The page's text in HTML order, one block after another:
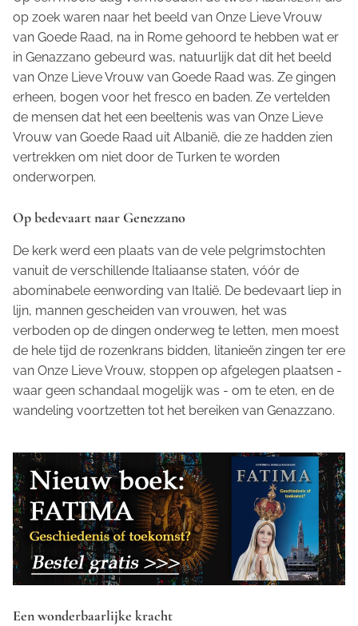
op zoek waren naar het beeld van Onze Lieve Vrouw
van Goede Raad, na in Rome gehoord te hebben wat er
in Genazzano gebeurd was, natuurlijk dat dit het beeld
van Onze Lieve Vrouw van Goede Raad was. Ze gingen
erheen, bogen voor het fresco en baden. Ze vertelden
de mensen dat het een beeltenis was van Onze Lieve
Vrouw van Goede Raad uit Albanië, die ze hadden zien
vertrekken om niet door de Turken te worden
onderworpen.
Op bedevaart naar Genezzano
De kerk werd een plaats van de vele pelgrimstochten
vanuit de verschillende Italiaanse staten, vóór de
abominabele eenwording van Italië. De bedevaart liep in
lijn, mannen gescheiden van vrouwen, het was
verboden op de dingen onderweg te letten, men moest
de hele tijd de rozenkrans bidden, litanieën zingen ter ere
van Onze Lieve Vrouw, stoppen op afgelegen plaatsen -
waar geen schandaal mogelijk was - om te eten, en de
wandeling voortzetten tot het bereiken van Genazzano.
Een wonderbaarlijke kracht